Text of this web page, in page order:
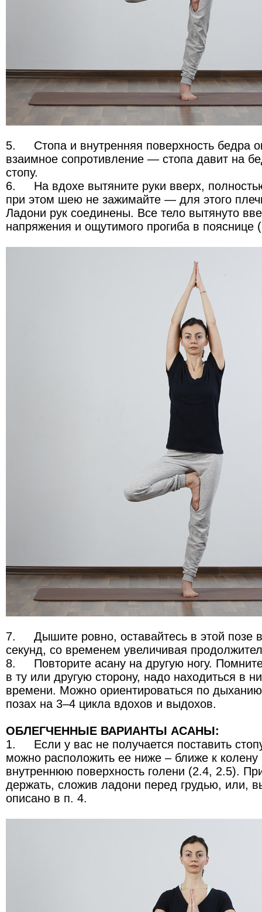
5.
Стопа и внутренняя поверхность бедра
взаимное сопротивление — стопа давит на
стопу.
6.
На вдохе вытяните руки вверх,
при этом шею не зажимайте — для этого
Ладони рук соединены. Все тело вытянуто
напряжения и ощутимого прогиба в пояснице
7.
Дышите ровно, оставайтесь в этой позе
секунд, со временем увеличивая
8.
Повторите асану на другую ногу.
в ту или другую сторону, надо находиться в
времени. Можно ориентироваться по
позах на 3–4 цикла вдохов и выдохов.
ОБЛЕГЧЕННЫЕ ВАРИАНТЫ АСАНЫ:
1.
Если у вас не получается поставить
можно расположить ее ниже – ближе к колену
внутреннюю поверхность голени (2.4, 2.5).
держать, сложив ладони перед грудью, или,
описано в п. 4.